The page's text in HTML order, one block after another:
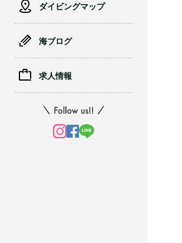
ダイビングマップ
海ブログ
求人情報